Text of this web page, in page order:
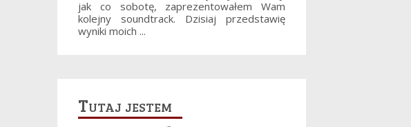
jak co sobotę, zaprezentowałem Wam
kolejny soundtrack. Dzisiaj przedstawię
wyniki moich ...
Tutaj jestem